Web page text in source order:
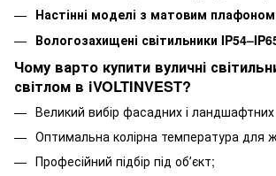
Настінні моделі з матовим плафоном
Вологозахищені світильники
Чому варто купити вуличні
світлом в iVOLTINVEST?
Великий вибір фасадних і
Оптимальна колірна температура для
Професійний підбір під обʼєкт;